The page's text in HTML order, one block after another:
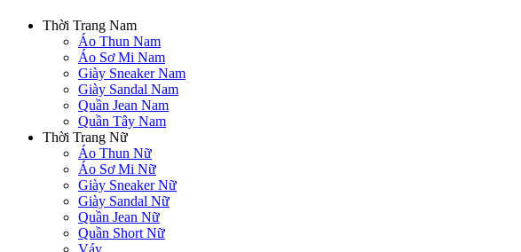
Thời Trang Nam
Áo Thun Nam
Áo Sơ Mi Nam
Giày Sneaker Nam
Giày Sandal Nam
Quần Jean Nam
Quần Tây Nam
Thời Trang Nữ
Áo Thun Nữ
Áo Sơ Mi Nữ
Giày Sneaker Nữ
Giày Sandal Nữ
Quần Jean Nữ
Quần Short Nữ